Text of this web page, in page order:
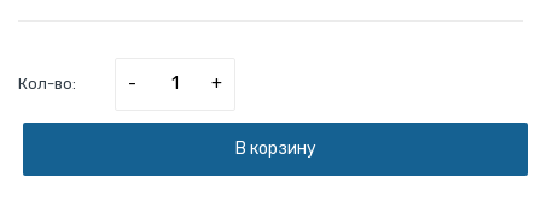
Кол-во: - +
В корзину